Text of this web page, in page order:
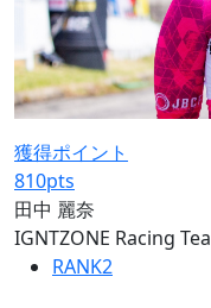
獲得ポイント
810pts
田中 麗奈
IGNTZONE Racing
RANK2